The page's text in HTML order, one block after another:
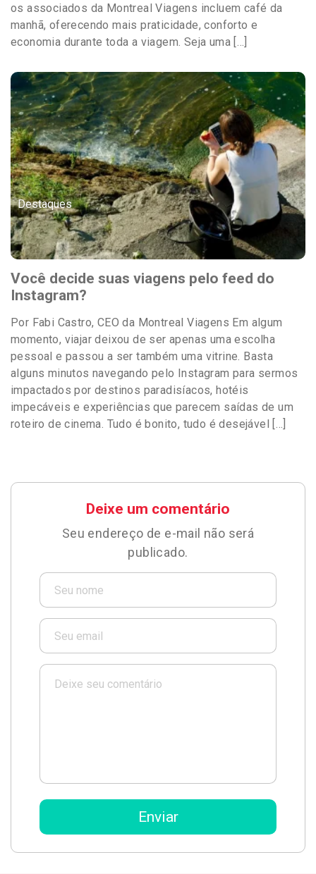
os associados da Montreal Viagens incluem café da
manhã, oferecendo mais praticidade, conforto e
economia durante toda a viagem. Seja uma […]
Destaques
Você decide suas viagens pelo feed do
Instagram?
Por Fabi Castro, CEO da Montreal Viagens Em algum
momento, viajar deixou de ser apenas uma escolha
pessoal e passou a ser também uma vitrine. Basta
alguns minutos navegando pelo Instagram para sermos
impactados por destinos paradisíacos, hotéis
impecáveis e experiências que parecem saídas de um
roteiro de cinema. Tudo é bonito, tudo é desejável […]
Deixe um comentário
Seu endereço de e-mail não será
publicado.